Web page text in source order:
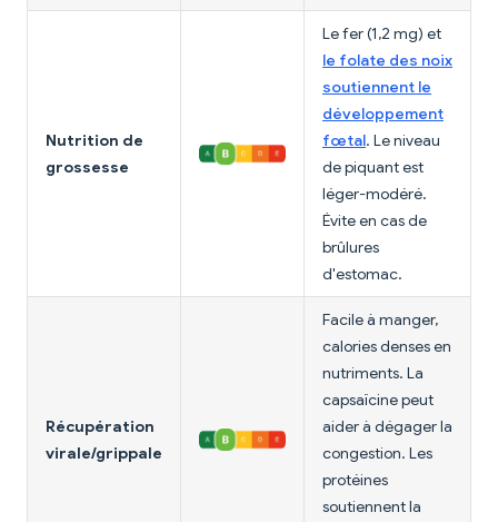
Nutrition de
grossesse
Le fer (1,2 mg) et
le folate des noix
soutiennent le
développement
fœtal. Le niveau
de piquant est
léger-modéré.
Évite en cas de
brûlures
d'estomac.
Récupération
virale/grippale
Facile à manger,
calories denses en
nutriments. La
capsaïcine peut
aider à dégager la
congestion. Les
protéines
soutiennent la